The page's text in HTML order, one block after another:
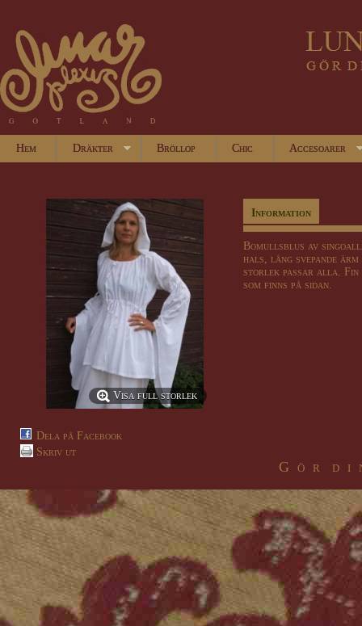
Hem Dräkter Bröllop Chic Accesoarer
Visa full storlek
Dela på Facebook
Skriv ut
Information
Bomullsblus av
hals, lång svepande
storlek passar alla.
som finns på sidan.
G ö r d i